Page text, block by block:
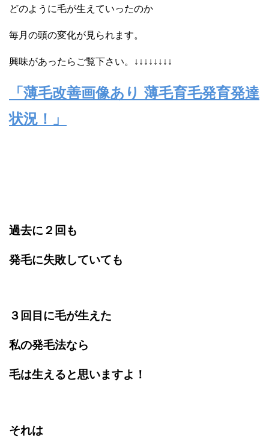
どのように毛が生えていったのか
毎月の頭の変化が見られます。
興味があったらご覧下さい。↓↓↓↓↓↓↓↓
「薄毛改善画像あり 薄毛育毛発育発達
状況！」
過去に２回も
発毛に失敗していても
３回目に毛が生えた
私の発毛法なら
毛は生えると思いますよ！
それは